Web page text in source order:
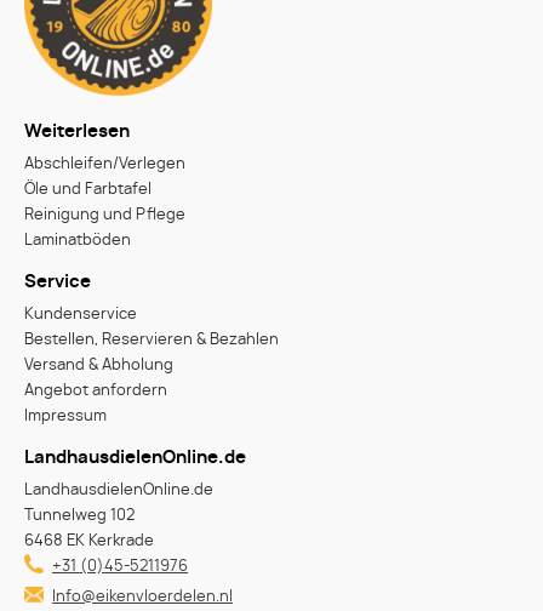
Weiterlesen
Abschleifen/Verlegen
Öle und Farbtafel
Reinigung und Pflege
Laminatböden
Service
Kundenservice
Bestellen, Reservieren & Bezahlen
Versand & Abholung
Angebot anfordern
Impressum
LandhausdielenOnline.de
LandhausdielenOnline.de
Tunnelweg 102
6468 EK Kerkrade
+31 (0)45-5211976
Info@eikenvloerdelen.nl